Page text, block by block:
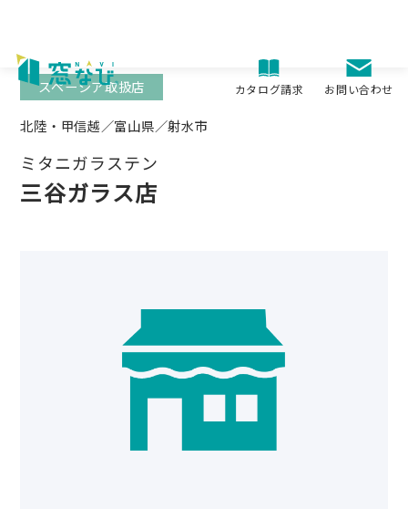
content
カタログ請求 お問い合わせ
北陸・甲信越／富山県／射水市
ミタニガラステン
三谷ガラス店
スペーシア取扱店